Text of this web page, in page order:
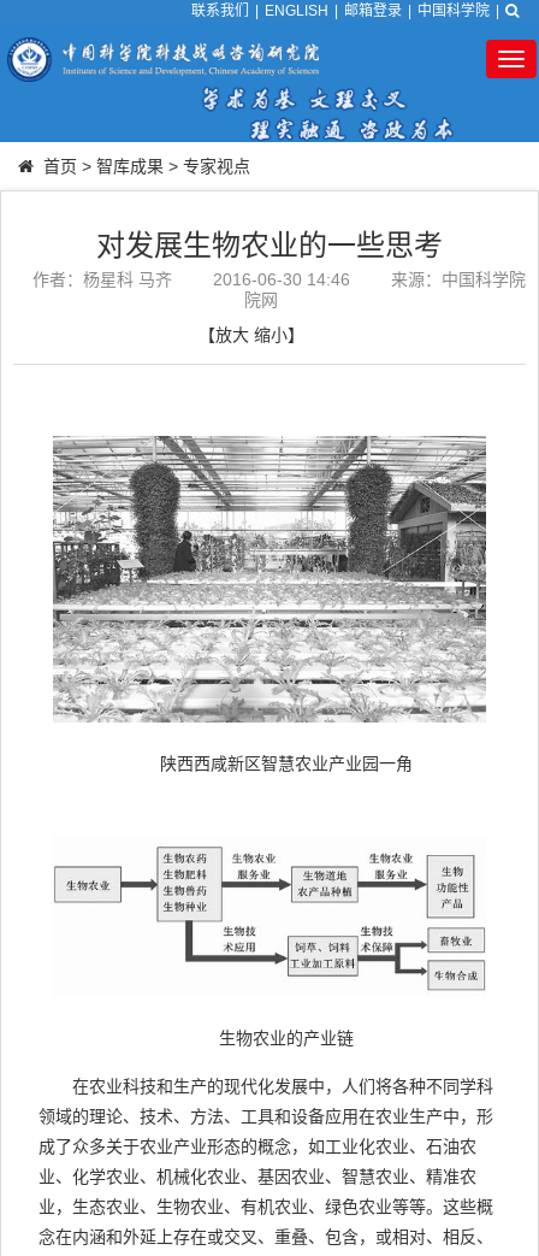
联系我们 ENGLISH 邮箱登录 中国科学院
首页 > 智库成果 > 专家视点
对发展生物农业的一些思考
作者：杨星科 马齐 2016-06-30 14:46
来源：中国科学院
院网
【放大 缩小】
陕西西咸新区智慧农业产业园一角
生物农业的产业链
在农业科技和生产的现代化发展中，人们将各种不同学科
领域的理论、技术、方法、工具和设备应用在农业生产中，形
成了众多关于农业产业形态的概念，如工业化农业、石油农
业、化学农业、机械化农业、基因农业、智慧农业、精准农
业，生态农业、生物农业、有机农业、绿色农业等等。这些概
念在内涵和外延上存在或交叉、重叠、包含，或相对、相反、